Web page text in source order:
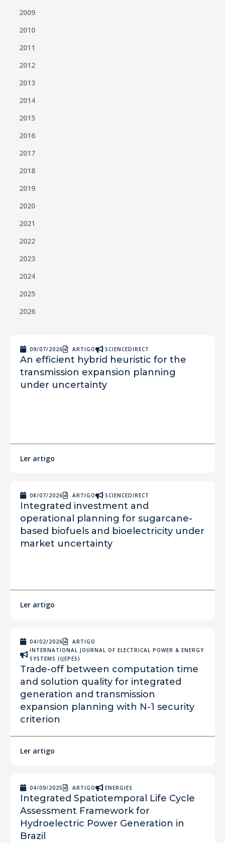
2009
2010
2011
2012
2013
2014
2015
2016
2017
2018
2019
2020
2021
2022
2023
2024
2025
2026
09/07/2026 ARTIGO SCIENCEDIRECT
An efficient hybrid heuristic for the
transmission expansion planning
under uncertainty
Ler artigo
08/07/2026 ARTIGO SCIENCEDIRECT
Integrated investment and
operational planning for sugarcane-
based biofuels and bioelectricity under
market uncertainty
Ler artigo
04/02/2026
ARTIGO
INTERNATIONAL JOURNAL OF ELECTRICAL POWER & ENERGY
SYSTEMS (IJEPES)
Trade-off between computation time
and solution quality for integrated
generation and transmission
expansion planning with N-1 security
criterion
Ler artigo
04/09/2025 ARTIGO ENERGIES
Integrated Spatiotemporal Life Cycle
Assessment Framework for
Hydroelectric Power Generation in
Brazil